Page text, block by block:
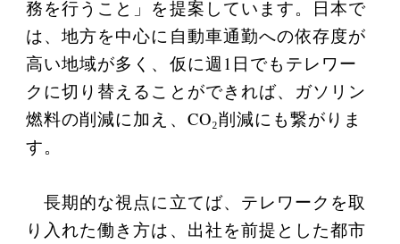
務を行うこと」を提案しています。日本で
は、地方を中心に自動車通勤への依存度が
高い地域が多く、仮に週1日でもテレワー
クに切り替えることができれば、ガソリン
燃料の削減に加え、CO₂削減にも繋がりま
す。
長期的な視点に立てば、テレワークを取
り入れた働き方は、出社を前提とした都市